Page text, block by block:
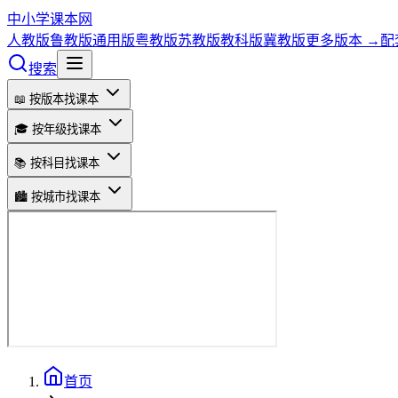
中小学课本网
人教版鲁教版通用版粤教版苏教版教科版冀教版更多版本 → 配
搜索
📖 按版本找课本
🎓 按年级找课本
📚 按科目找课本
🏙️ 按城市找课本
首页